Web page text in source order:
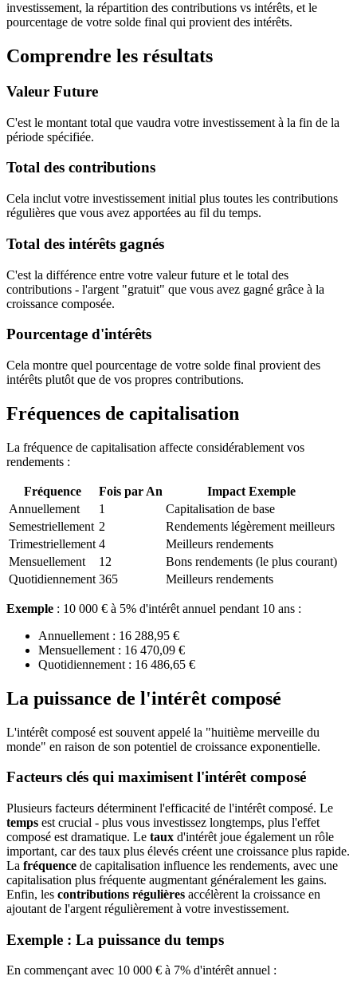
investissement, la répartition des contributions vs intérêts, et le
pourcentage de votre solde final qui provient des intérêts.
Comprendre les résultats
Valeur Future
C'est le montant total que vaudra votre investissement à la fin de la
période spécifiée.
Total des contributions
Cela inclut votre investissement initial plus toutes les contributions
régulières que vous avez apportées au fil du temps.
Total des intérêts gagnés
C'est la différence entre votre valeur future et le total des
contributions - l'argent "gratuit" que vous avez gagné grâce à la
croissance composée.
Pourcentage d'intérêts
Cela montre quel pourcentage de votre solde final provient des
intérêts plutôt que de vos propres contributions.
Fréquences de capitalisation
La fréquence de capitalisation affecte considérablement vos
rendements :
Fréquence Fois par An
Impact Exemple
Annuellement
1
Capitalisation de base
Semestriellement 2
Rendements légèrement meilleurs
Trimestriellement 4
Meilleurs rendements
Mensuellement
12
Bons rendements (le plus courant)
Quotidiennement 365 Meilleurs rendements
Exemple : 10 000 € à 5% d'intérêt annuel pendant 10 ans :
Annuellement : 16 288,95 €
Mensuellement : 16 470,09 €
Quotidiennement : 16 486,65 €
La puissance de l'intérêt composé
L'intérêt composé est souvent appelé la "huitième merveille du
monde" en raison de son potentiel de croissance exponentielle.
Facteurs clés qui maximisent l'intérêt composé
Plusieurs facteurs déterminent l'efficacité de l'intérêt composé. Le
temps est crucial - plus vous investissez longtemps, plus l'effet
composé est dramatique. Le taux d'intérêt joue également un rôle
important, car des taux plus élevés créent une croissance plus rapide.
La fréquence de capitalisation influence les rendements, avec une
capitalisation plus fréquente augmentant généralement les gains.
Enfin, les contributions régulières accélèrent la croissance en
ajoutant de l'argent régulièrement à votre investissement.
Exemple : La puissance du temps
En commençant avec 10 000 € à 7% d'intérêt annuel :